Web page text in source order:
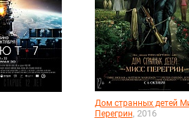
Дом странных детей
Перегрин, 2016